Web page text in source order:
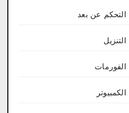
التحكم عن بعد
الفورمات